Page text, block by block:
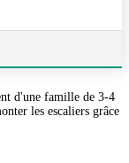
d'une famille de 3-4
les escaliers grâce